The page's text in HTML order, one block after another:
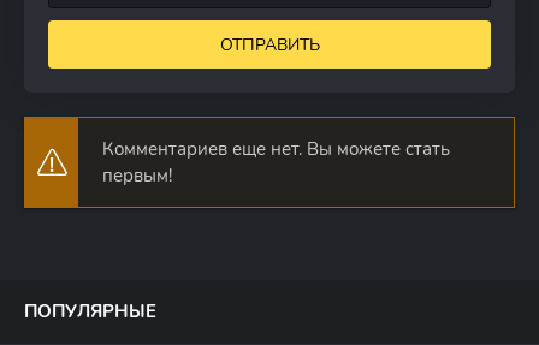
ОТПРАВИТЬ
Комментариев еще нет. Вы можете стать
первым!
ПОПУЛЯРНЫЕ